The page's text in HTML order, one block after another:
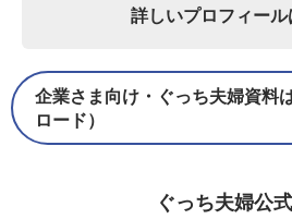
詳しいプロフィール
企業さま向け・ぐっち夫婦資料
ロード）
ぐっち夫婦公